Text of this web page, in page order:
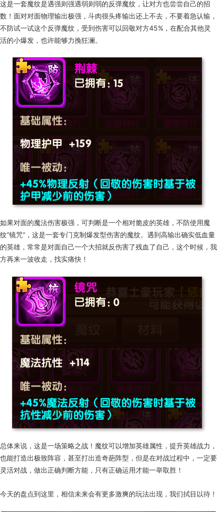
这是一套魔纹是遇强则强遇弱则弱的反弹魔纹，让对方也尝尝自己的招
数！面对对面物理输出极强，斗肉很头疼输出还上不去，不要着急认输，
不防试一试这个反弹魔纹，受到伤害可以回敬对方45%，在配合其他灵
活的小爆发，也许能够力挽狂澜。
如果对面的魔法伤害极强，可判断是一个相对脆皮的英雄，不防使用魔
纹“镜咒”，这是一套专门克制爆发型伤害的魔纹。遇到高输出确实低血量
的英雄，常常是对面自己一个大招就反伤害了残血了自己，这个时候，我
方再来一波收走，找实痛快！
总体来说，这是一场策略之战！魔纹可以增加英雄属性，提升英雄战力，
也能打造出极致阵容，甚至打出造奇葩阵型，但是在对战过程中，一定要
灵活对战，做出正确判断方能，只有正确运用才能一举取胜！
今天的盘点到这里，相信未来会有更多激爽的玩法出现，我们拭目以待！